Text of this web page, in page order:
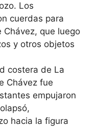
Los
cuerdas para
que luego
y otros objetos
costera de La
Chávez fue
empujaron
hacia la figura